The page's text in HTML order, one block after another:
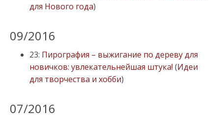
для Нового года)
09/2016
23: Пирография – выжигание по дереву для
новичков: увлекательнейшая штука! (Идеи
для творчества и хобби)
07/2016